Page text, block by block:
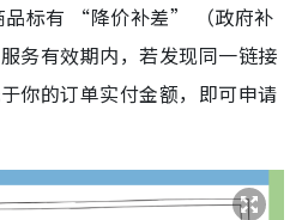
品标有 “降价补差” （政府补
务有效期内，若发现同一链接
你的订单实付金额，即可申请